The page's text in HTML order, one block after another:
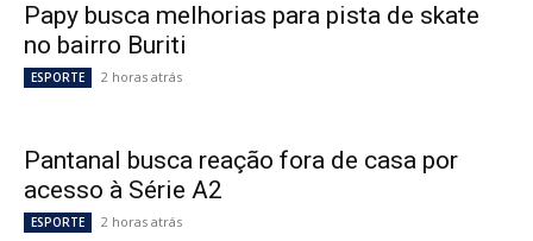
Papy busca melhorias para pista de skate
no bairro Buriti
ESPORTE 2 horas atrás
Pantanal busca reação fora de casa por
acesso à Série A2
ESPORTE 2 horas atrás